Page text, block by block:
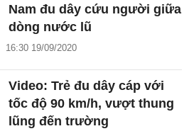
Nam đu dây cứu người giữa
dòng nước lũ
16:30 19/09/2020
Video: Trẻ đu dây cáp với
tốc độ 90 km/h, vượt thung
lũng đến trường